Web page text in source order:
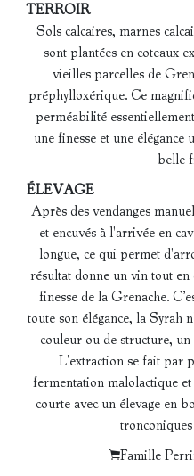
TERROIR
Sols calcaires, marnes
sont plantées en coteaux
vieilles parcelles de
préphylloxérique. Ce
perméabilité
une finesse et une élégance
belle
ÉLEVAGE
Après des vendanges
et encuvés à l'arrivée en
longue, ce qui permet
résultat donne un vin tout en
finesse de la Grenache.
toute son élégance, la Syrah
couleur ou de structure,
L’extraction se fait par
fermentation malolactique
courte avec un élevage en
Famille